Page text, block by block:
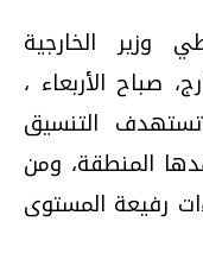
وزير الخارجية
صباح الأربعاء ،
التنسيق
المنطقة، ومن
رفيعة المستوى